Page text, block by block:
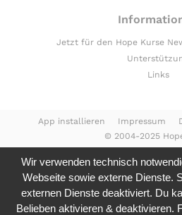
Jetzt für den Hope Kurse
Links
© 2004-2025
App installieren Impressum
Wir verwenden technisch
Webseite sowie externe Dienste.
externen Dienste deaktiviert. Du
Belieben aktivieren & deaktivieren.